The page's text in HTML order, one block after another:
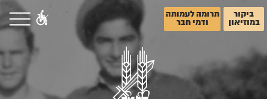
ביקור
במוזיאון
תרומה לעמותה
ודמי חבר